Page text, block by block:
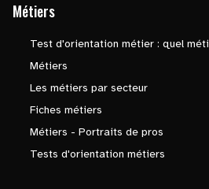
Métiers
Test d'orientation métier : quel
Métiers
Les métiers par secteur
Fiches métiers
Métiers - Portraits de pros
Tests d'orientation métiers